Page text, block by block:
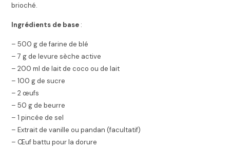
brioché.
Ingrédients de base :
– 500 g de farine de blé
– 7 g de levure sèche active
– 200 ml de lait de coco ou de lait
– 100 g de sucre
– 2 œufs
– 50 g de beurre
– 1 pincée de sel
– Extrait de vanille ou pandan (facultatif)
– Œuf battu pour la dorure